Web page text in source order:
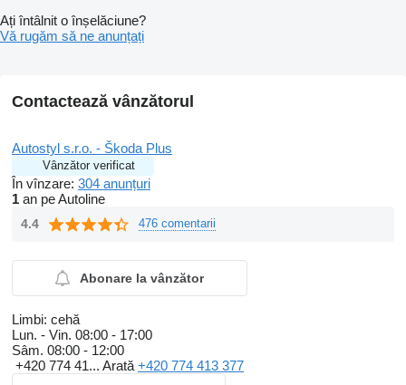
Ați întâlnit o înșelăciune?
Vă rugăm să ne anunțați
Contactează vânzătorul
Autostyl s.r.o. - Škoda Plus
Vânzător verificat
În vînzare: 304 anunțuri
1 an pe Autoline
4.4 476 comentarii
Abonare la vânzător
Limbi: cehă
Lun. - Vin. 08:00 - 17:00
Sâm. 08:00 - 12:00
+420 774 41... Arată +420 774 413 377